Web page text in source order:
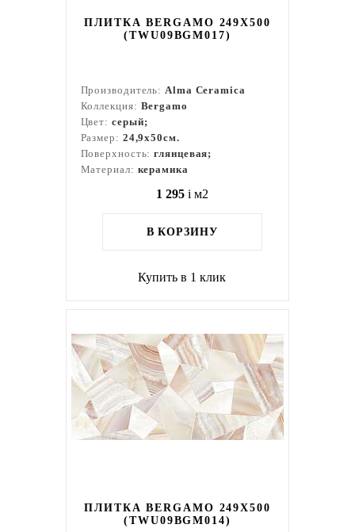
ПЛИТКА BERGAMO 249X500
(TWU09BGM017)
Производитель:Alma Ceramica
Коллекция: Bergamo
Цвет: серый;
Размер: 24,9x50см.
Поверхность:глянцевая;
Материал: керамика
1 295 i м2
В КОРЗИНУ
Купить в 1 клик
ПЛИТКА BERGAMO 249X500
(TWU09BGM014)